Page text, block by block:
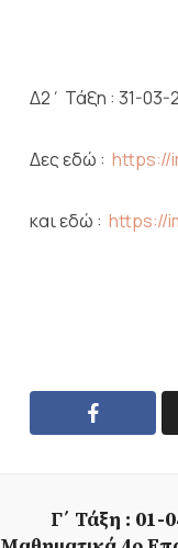
Δ2΄ Τάξη : 31-03-
Δες εδώ : https://
και εδώ : https://
Γ΄ Τάξη : 01-